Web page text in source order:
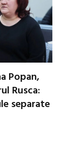
Popan,
Rusca:
separate